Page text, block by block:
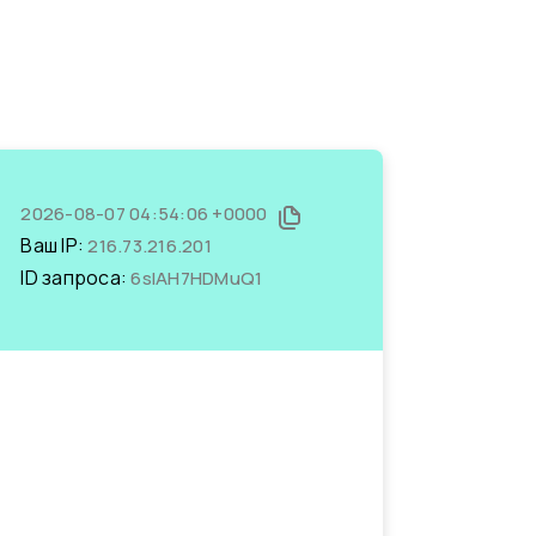
2026-08-07 04:54:06 +0000
Ваш IP:216.73.216.201
ID запроса:6sIAH7HDMuQ1